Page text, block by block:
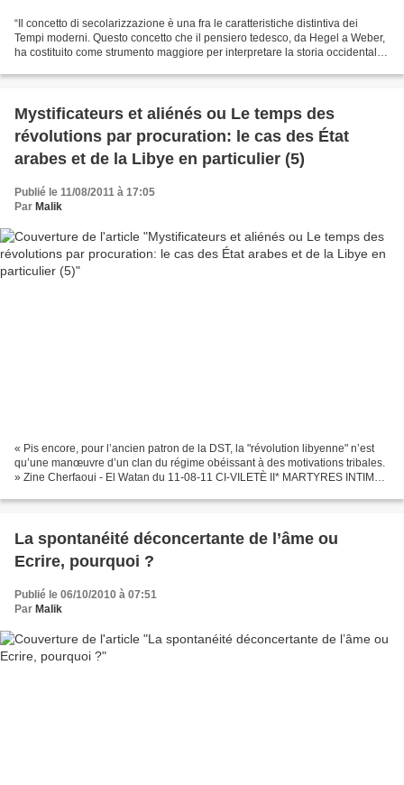
“Il concetto di secolarizzazione è una fra le caratteristiche distintiva dei
Tempi moderni. Questo concetto che il pensiero tedesco, da Hegel a Weber,
ha costituito come strumento maggiore per interpretare la storia occidentale
Mystificateurs et aliénés ou Le temps des
révolutions par procuration: le cas des État
arabes et de la Libye en particulier (5)
Publié le 11/08/2011 à 17:05
Par Malik
« Pis encore, pour l’ancien patron de la DST, la "révolution libyenne" n’est
qu’une manœuvre d’un clan du régime obéissant à des motivations tribales.
» Zine Cherfaoui - El Watan du 11-08-11 CI-VILETÈ II* MARTYRES INTIMES
La spontanéité déconcertante de l’âme ou
Ecrire, pourquoi ?
Publié le 06/10/2010 à 07:51
Par Malik